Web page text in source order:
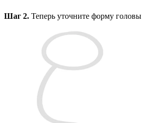
Шаг 2. Теперь уточните форму головы